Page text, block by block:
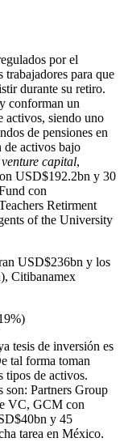
por el
para que
durante su retiro.
conforman un
activos, siendo uno
de pensiones en
activos bajo
venture capital,
USD$192.2bn y 30
con
Retirment
of the University
USD$236bn y los
Citibanamex
tesis de inversión es
tal forma toman
tipos de activos.
son: Partners Group
VC, GCM con
y 45
tarea en México.